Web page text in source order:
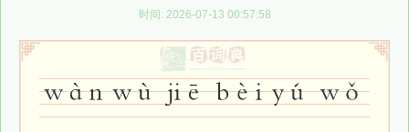
时间: 2026-07-13 00:57:58